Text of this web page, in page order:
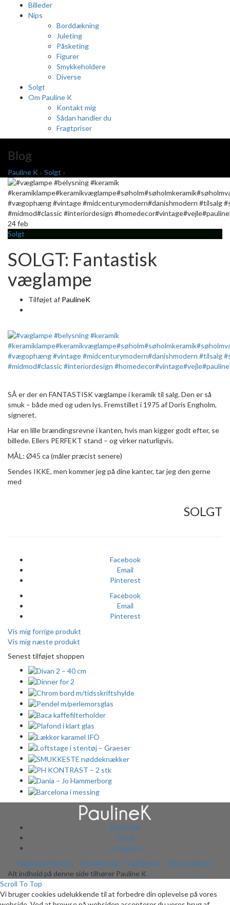
Billeder
Nips
Borddækning
Juleting
Påsketing
Figurer
Smykkeholdere
Diverse
Solgt
Om Pauline K
Kontakt mig
Sådan handler du
Fragtpriser
Blog
Pauline K » Solgt »
24feb
Solgt
SOLGT: Fantastisk
væglampe
Tilføjet af PaulineK
SÅ er der en FANTASTISK væglampe i keramik til salg. Den er så
smuk – både med og uden lys. Fremstillet i 1975 af Doris Engholm,
signeret.
Har en lille brændingsrevne i kanten, hvis man kigger godt efter, se
billede. Ellers PERFEKT stand – og virker naturligvis.
MÅL: Ø45 ca (måler præcist senere)
Sendes IKKE, men kommer jeg på dine kanter, tar jeg den gerne
med
SOLGT
Facebook
Email
Pinterest
Facebook
Email
Pinterest
Vis mig forrige produkt
Vis mig næste produkt
Senest tilføjet shoppen
Facebook
Email
Instagram
Sådan handler du
Kontakt mig Fragtpriser
Alle produkter
Alt indhold på denne side tilhører Pauline K
Scroll To Top
Vi bruger cookies udelukkende til at forbedre din oplevelse på vores